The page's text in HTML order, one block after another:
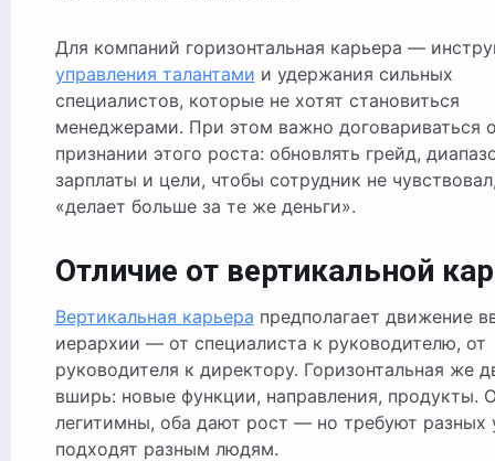
Для компаний горизонтальная карьера —
управления талантами и удержания сильных
специалистов, которые не хотят становиться
менеджерами. При этом важно договариваться
признании этого роста: обновлять грейд,
зарплаты и цели, чтобы сотрудник не
«делает больше за те же деньги».
Отличие от вертикальной
Вертикальная карьера предполагает движение
иерархии — от специалиста к руководителю, от
руководителя к директору. Горизонтальная же
вширь: новые функции, направления, продукты.
легитимны, оба дают рост — но требуют разных
подходят разным людям.